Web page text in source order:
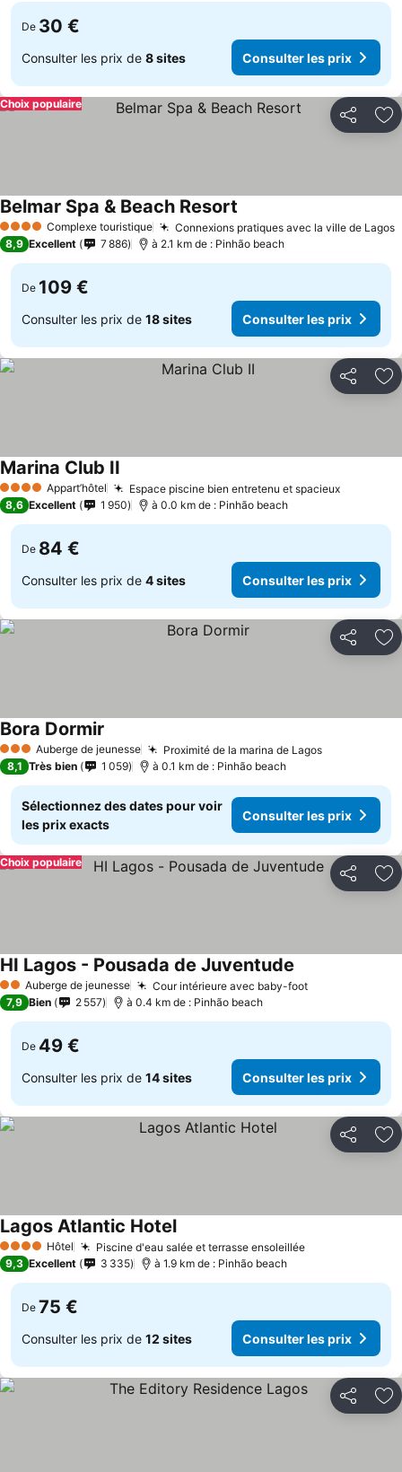
De 30 €
Consulter les prix de 8 sites Consulter les prix
Partager
Choix populaire
4 Étoiles Complexe touristique Connexions pratiques avec la ville de Lagos
Belmar Spa & Beach Resort
8,9 Excellent 7 886 à 2.1 km de : Pinhão beach
De 109 €
Consulter les prix de 18 sites Consulter les prix
Partager
4 Étoiles Appart’hôtel Espace piscine bien entretenu et spacieux
Marina Club II
8,6 Excellent 1 950 à 0.0 km de : Pinhão beach
De 84 €
Consulter les prix de 4 sites Consulter les prix
Partager
3 ÉtoilesAuberge de jeunesse Proximité de la marina de LagosConsulter
Bora Dormir
8,1 Très bien 1 059 à 0.1 km de : Pinhão beach
Sélectionnez des dates pour voir
les prix exacts
Consulter les prix
Partager
Choix populaire
2 ÉtoilesAuberge de jeunesse Cour intérieure avec baby-footConsulter les
HI Lagos - Pousada de Juventude
7,9 Bien 2 557 à 0.4 km de : Pinhão beach
De 49 €
Consulter les prix de 14 sites Consulter les prix
Partager
4 Étoiles Hôtel Piscine d'eau salée et terrasse ensoleilléeConsulter les
Lagos Atlantic HotelConsulter les prix
9,3 Excellent 3 335 à 1.9 km de : Pinhão beach
De 75 €
Consulter les prix de 12 sites Consulter les prix
Partager